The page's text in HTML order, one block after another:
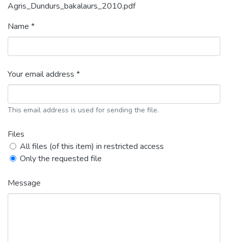
Agris_Dundurs_bakalaurs_2010.pdf
Name *
Your email address *
This email address is used for sending the file.
Files
All files (of this item) in restricted access
Only the requested file
Message